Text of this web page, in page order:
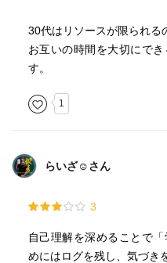
30代はリソースが限られる
お互いの時間を大切にで
す。
1
らいざ☺︎さん
3
自己理解を深めることで
めにはログを残し、気づき